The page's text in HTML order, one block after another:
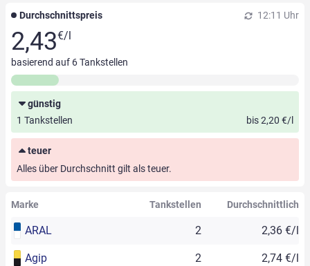
Durchschnittspreis 12:11 Uhr
2,43€/l
basierend auf 6Tankstellen
günstig
1 Tankstellen
bis 2,20 €/l
teuer
Alles über Durchschnitt gilt als teuer.
Marke Tankstellen Durchschnittlich
ARAL 2 2,36 €/l
Agip 2 2,74 €/l